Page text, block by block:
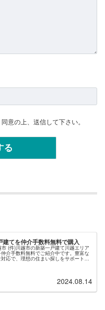
意の上、送信して下さい。
建てを仲介手数料無料で購入
(件)川越市の新築一戸建て川越エリア
介手数料無料でご紹介中です。豊富な
応で、理想の住まい探しをサポートし
、的場、砂などが上位となっています。
2024.08.14